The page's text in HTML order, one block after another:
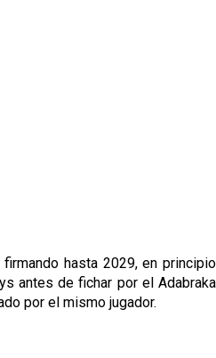
hasta 2029, en principio
antes de fichar por el Adabraka
por el mismo jugador.